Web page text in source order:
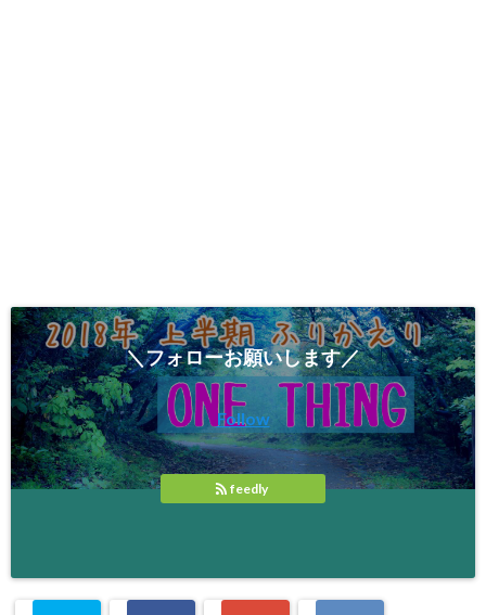
＼フォローお願いします／
Follow
feedly